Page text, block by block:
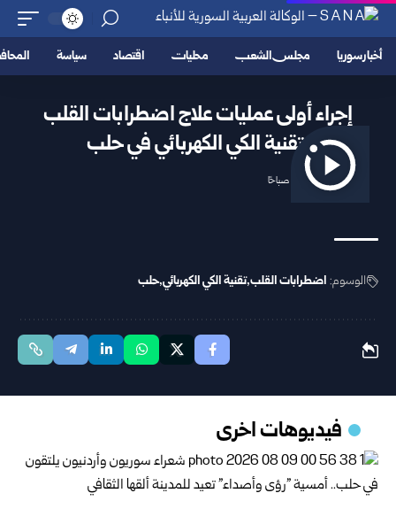
أخبار سوريا مجلس الشعب محليات اقتصاد سياسة
إجراء أولى عمليات علاج اضطرابات القلب
بتقنية الكي الكهربائي في حلب
2025/10/15 1:39 صباحًا
الوسوم: اضطرابات القلب تقنية الكي الكهربائي حلب
فيديوهات اخرى